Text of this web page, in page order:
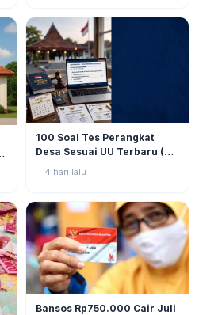
100 Soal Tes Perangkat
Desa Sesuai UU Terbaru (UU
No. 3 Tahun 2024 & PP No.
4 hari lalu
Bansos Rp750.000 Cair Juli